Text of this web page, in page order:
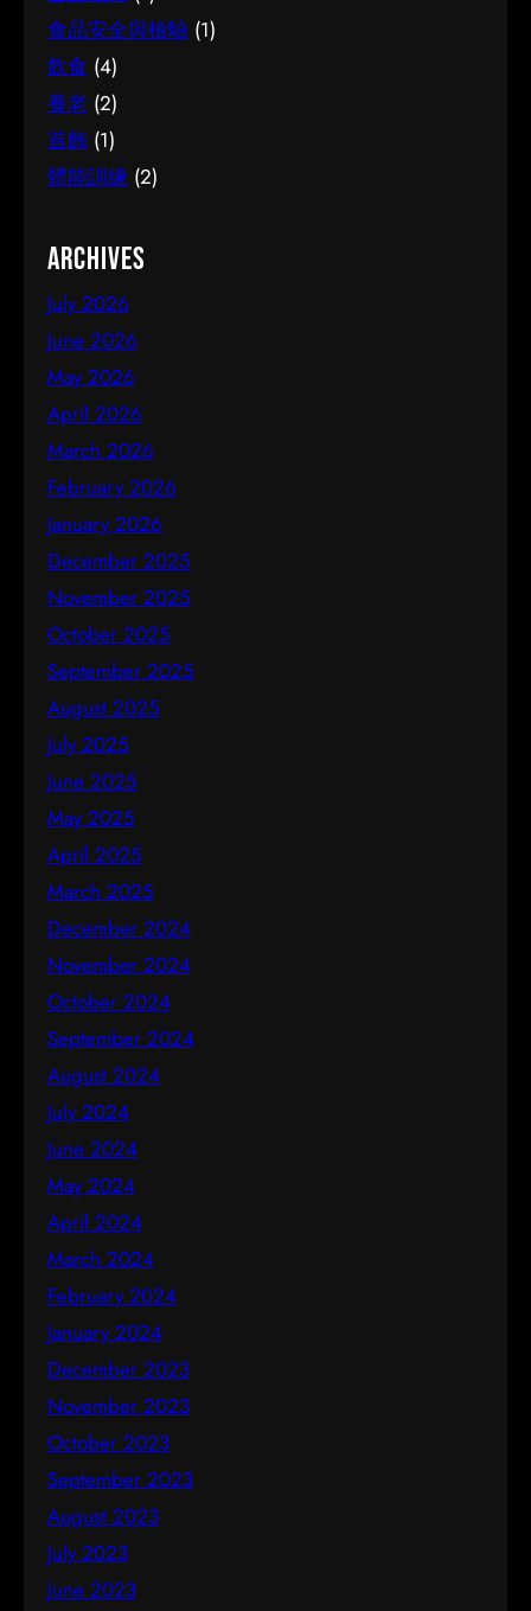
食品安全與檢驗 (1)
飲食 (4)
養老 (2)
首飾 (1)
體能訓練 (2)
Archives
July 2026
June 2026
May 2026
April 2026
March 2026
February 2026
January 2026
December 2025
November 2025
October 2025
September 2025
August 2025
July 2025
June 2025
May 2025
April 2025
March 2025
December 2024
November 2024
October 2024
September 2024
August 2024
July 2024
June 2024
May 2024
April 2024
March 2024
February 2024
January 2024
December 2023
November 2023
October 2023
September 2023
August 2023
July 2023
June 2023